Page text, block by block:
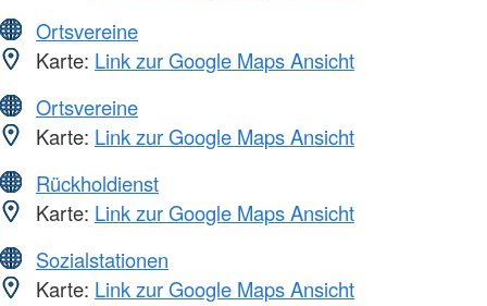
Ortsvereine
Karte: Link zur Google Maps Ansicht
Ortsvereine
Karte: Link zur Google Maps Ansicht
Rückholdienst
Karte: Link zur Google Maps Ansicht
Sozialstationen
Karte: Link zur Google Maps Ansicht